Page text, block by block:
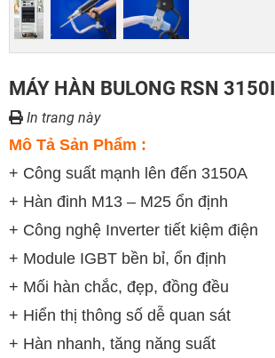
MÁY HÀN BULONG RSN 3150I
In trang này
Mô Tả Sản Phẩm :
+ Công suất mạnh lên đến 3150A
+ Hàn đinh M13 – M25 ổn định
+ Công nghệ Inverter tiết kiệm điện
+ Module IGBT bền bỉ, ổn định
+ Mối hàn chắc, đẹp, đồng đều
+ Hiển thị thông số dễ quan sát
+ Hàn nhanh, tăng năng suất